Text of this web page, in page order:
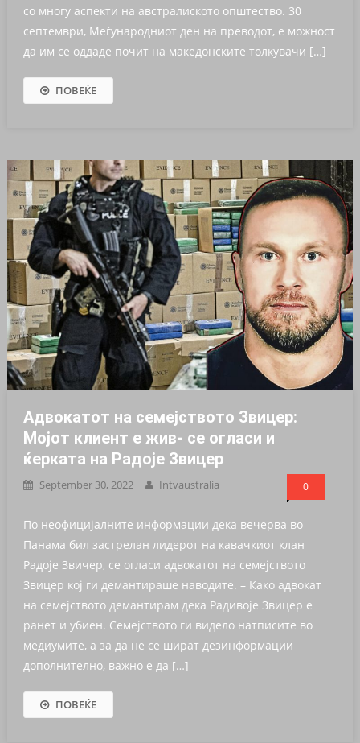
со многу аспекти на австралиското општество. 30
септември, Меѓународниот ден на преводот, е можност
да им се оддаде почит на македонските толкувачи […]
ПОВЕЌЕ
Адвокатот на семејството Звицер:
Мојот клиент е жив- се огласи и
ќерката на Радоје Звицер
September 30, 2022 Intvaustralia 0
По неофицијалните информации дека вечерва во
Панама бил застрелан лидерот на кавачкиот клан
Радоје Звичер, се огласи адвокатот на семејството
Звицер кој ги демантираше наводите. – Како адвокат
на семејството демантирам дека Радивоје Звицер е
ранет и убиен. Семејството ги видело натписите во
медиумите, а за да не се шират дезинформации
дополнително, важно е да […]
ПОВЕЌЕ